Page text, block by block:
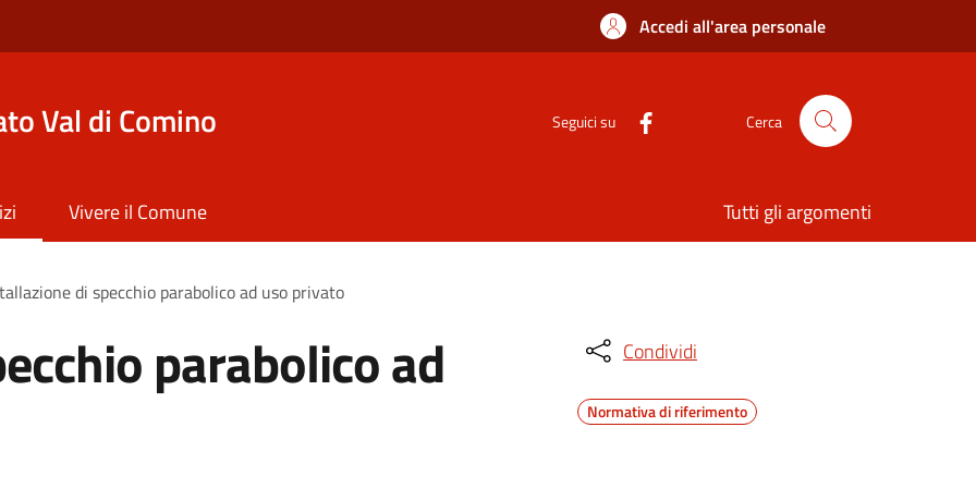
Accedi all'area personale
Val di Comino Seguici su Cerca
Vivere il Comune Tutti gli argomenti
di specchio parabolico ad uso privato
parabolico ad Condividi
Normativa di riferimento